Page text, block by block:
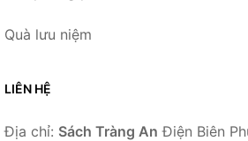
Quà lưu niệm
LIÊN HỆ
Địa chỉ: Sách Tràng An Điện Biên